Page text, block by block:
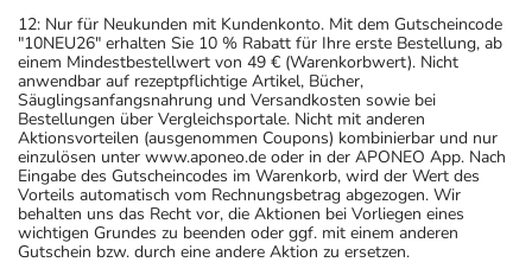
12: Nur für Neukunden mit Kundenkonto. Mit dem Gutscheincode
"10NEU26" erhalten Sie 10 % Rabatt für Ihre erste Bestellung, ab
einem Mindestbestellwert von 49 € (Warenkorbwert). Nicht
anwendbar auf rezeptpflichtige Artikel, Bücher,
Säuglingsanfangsnahrung und Versandkosten sowie bei
Bestellungen über Vergleichsportale. Nicht mit anderen
Aktionsvorteilen (ausgenommen Coupons) kombinierbar und nur
einzulösen unter www.aponeo.de oder in der APONEO App. Nach
Eingabe des Gutscheincodes im Warenkorb, wird der Wert des
Vorteils automatisch vom Rechnungsbetrag abgezogen. Wir
behalten uns das Recht vor, die Aktionen bei Vorliegen eines
wichtigen Grundes zu beenden oder ggf. mit einem anderen
Gutschein bzw. durch eine andere Aktion zu ersetzen.